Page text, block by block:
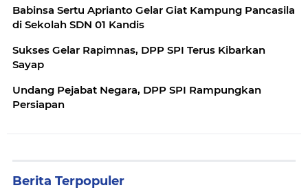
Babinsa Sertu Aprianto Gelar Giat Kampung Pancasila
di Sekolah SDN 01 Kandis
Sukses Gelar Rapimnas, DPP SPI Terus Kibarkan
Sayap
Undang Pejabat Negara, DPP SPI Rampungkan
Persiapan
Berita Terpopuler